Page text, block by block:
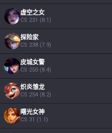
虚空之女
CS 231 (8.1)
探险家
CS 238 (7.9)
皮城女警
CS 250 (8.4)
炽炎雏龙
CS 254 (8.2)
曙光女神
CS 31 (1.1)